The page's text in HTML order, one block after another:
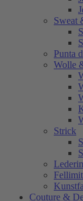
Sweat
Punta
Wolle
Strick
Couture &